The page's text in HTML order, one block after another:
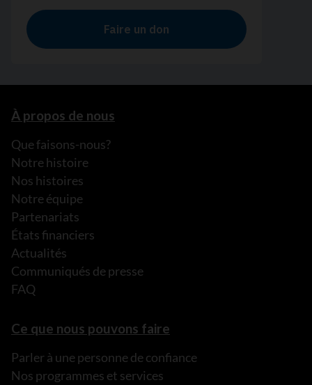
À propos de nous
Que faisons-nous?
Notre histoire
Nos histoires
Notre équipe
Partenariats
États financiers
Actualités
Communiqués de presse
FAQ
Ce que nous pouvons faire
Parler à une personne de confiance
Nos programmes et services